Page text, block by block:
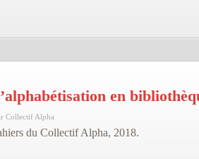
en
Collectif Alpha
du Collectif Alpha, 2018.